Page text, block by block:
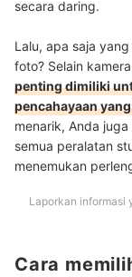
secara daring.
Lalu, apa saja
foto? Selain
penting dimiliki
pencahayaan
menarik, Anda
semua peralatan
menemukan
Laporkan informasi
Cara